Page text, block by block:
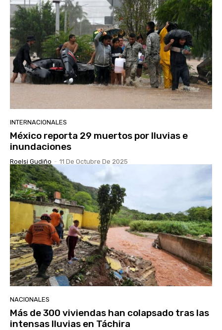
INTERNACIONALES
México reporta 29 muertos por lluvias e
inundaciones
Roelsi Gudiño - 11 De Octubre De 2025
NACIONALES
Más de 300 viviendas han colapsado tras las
intensas lluvias en Táchira